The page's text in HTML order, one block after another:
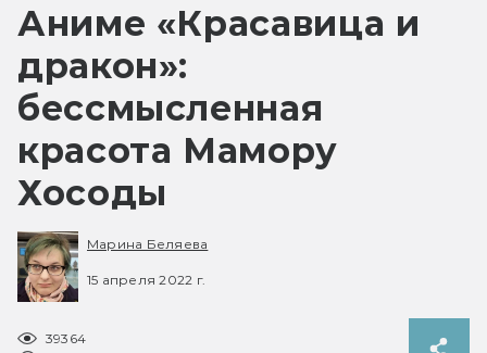
Аниме «Красавица и
дракон»:
бессмысленная
красота Мамору
Хосоды
Марина Беляева
15 апреля 2022 г.
39364